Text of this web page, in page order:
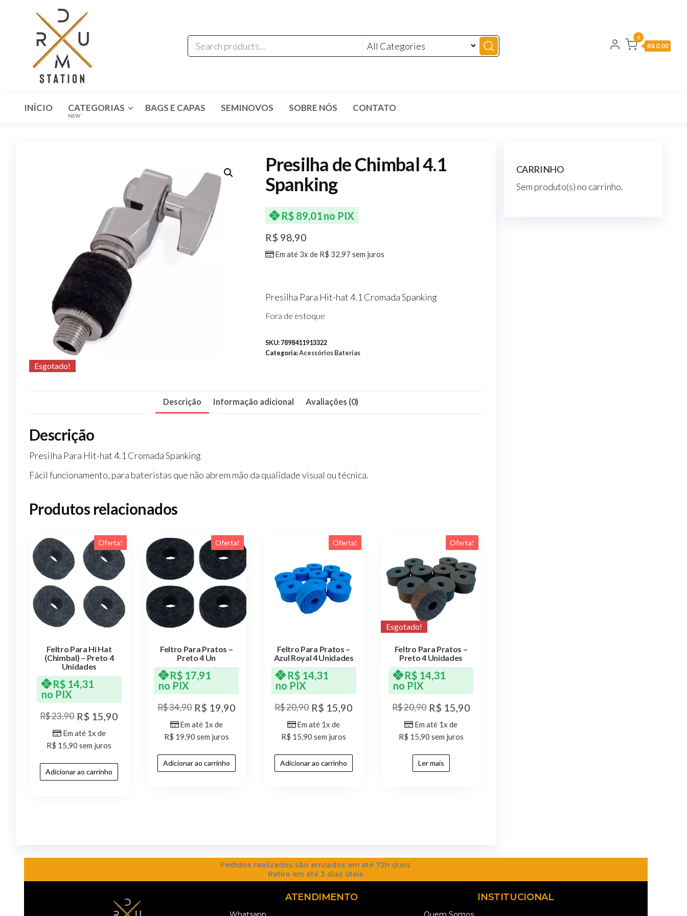
0
R$ 0,00
INÍCIO CATEGORIAS
NEW
BAGS E CAPAS SEMINOVOS SOBRE NÓS CONTATO
Esgotado!
Presilha de Chimbal 4.1
Spanking
R$ 98,90
Em até 3x de R$ 32,97 sem juros
R$89,01 no PIX
Presilha Para Hit-hat 4.1 Cromada Spanking
Fora de estoque
SKU: 7898411913322
Categoria:Acessórios Baterias
Descrição Informação adicional Avaliações (0)
Descrição
Presilha Para Hit-hat 4.1 Cromada Spanking
Fácil funcionamento, para bateristas que não abrem mão da qualidade visual ou técnica.
Produtos relacionados
Oferta!
Feltro Para Hi Hat
(Chimbal) – Preto 4
Unidades
R$23,90 R$ 15,90
Em até 1x de
R$ 15,90 sem juros
R$ 14,31
no PIX
Adicionar ao carrinho
Oferta!
Feltro Para Pratos –
Preto 4 Un
R$34,90 R$ 19,90
Em até 1x de
R$ 19,90 sem juros
R$ 17,91
no PIX
Adicionar ao carrinho
Oferta!
Feltro Para Pratos –
Azul Royal 4 Unidades
R$20,90 R$ 15,90
Em até 1x de
R$ 15,90 sem juros
R$14,31
no PIX
Adicionar ao carrinho
Oferta!
Esgotado!
Feltro Para Pratos –
Preto 4 Unidades
R$20,90 R$ 15,90
Em até 1x de
R$ 15,90 sem juros
R$ 14,31
no PIX
Ler mais
CARRINHO
Sem produto(s) no carrinho.
Pedidos realizados são enviados em até 72h úteis
Retire em até 3 dias úteis
ATENDIMENTO INSTITUCIONAL